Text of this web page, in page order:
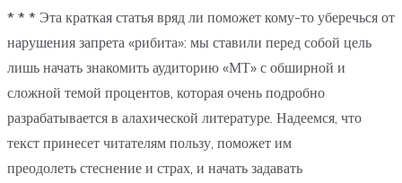
* * * Эта краткая статья вряд ли поможет кому-то уберечься от
нарушения запрета «рибита»: мы ставили перед собой цель
лишь начать знакомить аудиторию «МТ» с обширной и
сложной темой процентов, которая очень подробно
разрабатывается в алахической литературе. Надеемся, что
текст принесет читателям пользу, поможет им
преодолеть стеснение и страх, и начать задавать